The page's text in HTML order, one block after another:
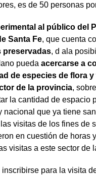
es de 50 personas
al público del
Santa Fe, que cuenta
preservadas, d ala
pueda acercarse a
de especies de flora y
de la provincia,
la cantidad de espacio
nacional que ya tiene
visitas de los fines de
en cuestión de horas
visitas a este sector de
para la visita